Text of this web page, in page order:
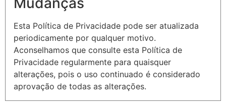
Esta Política de Privacidade pode ser atualizada
periodicamente por qualquer motivo.
Aconselhamos que consulte esta Política de
Privacidade regularmente para quaisquer
alterações, pois o uso continuado é considerado
aprovação de todas as alterações.